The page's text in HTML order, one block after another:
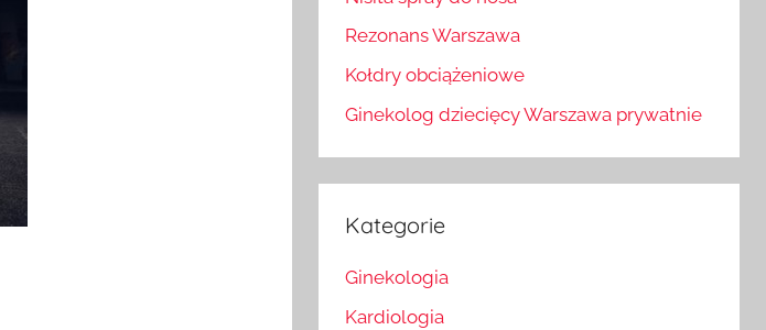
Rezonans Warszawa
Kołdry obciążeniowe
Ginekolog dziecięcy Warszawa prywatnie
Kategorie
Ginekologia
Kardiologia